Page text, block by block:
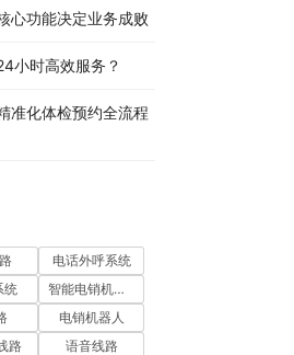
心功能决定业务成败​
小时高效服务？
准化体检预约全流程
电话外呼系统
统
智能电销机器人
电销机器人
路
语音线路